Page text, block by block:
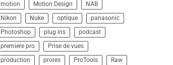
motion
Motion Design
NAB
Nikon
Nuke optique
panasonic
Photoshop
plug ins
podcast
premiere pro
Prise de vues
production
prores ProTools
Raw